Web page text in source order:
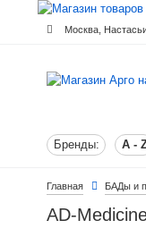
Москва,
Бренды: A -
Главная БАДы и
AD-